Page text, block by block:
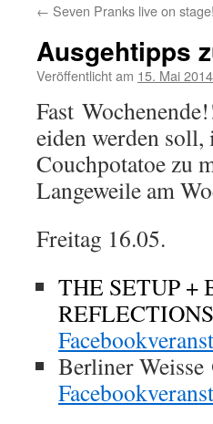
← Seven Pranks live on stage!
Ausgehtipps
Veröffentlicht am 15. Mai 2014
Fast
eiden werden
Couchpotatoe zu
Langeweile am
Freitag 16.05.
THE SETUP +
Berliner